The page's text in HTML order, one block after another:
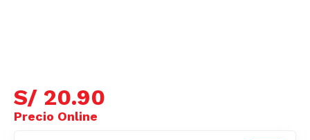
S/ 20.90